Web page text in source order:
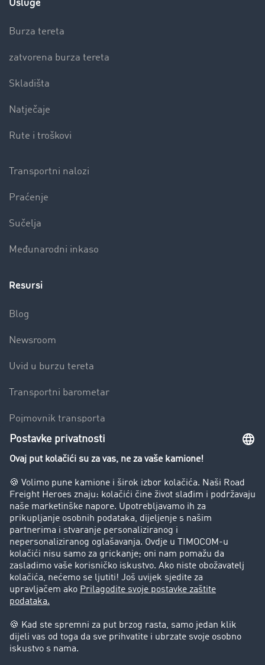
Burza tereta
zatvorena burza tereta
Skladišta
Natječaje
Rute i troškovi
Transportni nalozi
Praćenje
Sučelja
Međunarodni inkaso
Resursi
Blog
Newsroom
Uvid u burzu tereta
Transportni barometar
Pojmovnik transporta
Zabrana vožnje za kamione
Poduzeće
Priče o uspjehu
Stranke preporučuju stranku
Pravna pitanja
Impresum
Zaštita podataka